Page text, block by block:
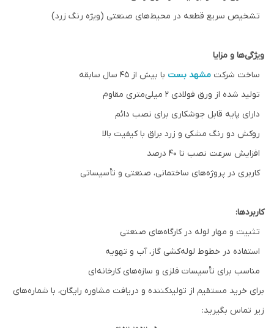
تشخیص سریع قطعه در محیط‌های صنعتی (ویژه رنگ زرد)
ویژگی‌ها و مزایا
ساخت شرکت مشهد بست با بیش از ۴۵ سال سابقه
تولید شده از ورق فولادی ۲ میلی‌متری مقاوم
دارای پایه قابل جوشکاری برای نصب دائم
روکش دو رنگ مشکی و زرد براق با کیفیت بالا
افزایش سرعت نصب تا ۴۰ درصد
کاربری در پروژه‌های ساختمانی، صنعتی و تأسیساتی
کاربردها:
تثبیت و مهار لوله در کارگاه‌های صنعتی
استفاده در خطوط لوله‌کشی گاز، آب و تهویه
مناسب برای تأسیسات فلزی و سازه‌های کارخانه‌ای
برای خرید مستقیم از تولیدکننده و دریافت مشاوره رایگان، با شماره‌های
زیر تماس بگیرید: